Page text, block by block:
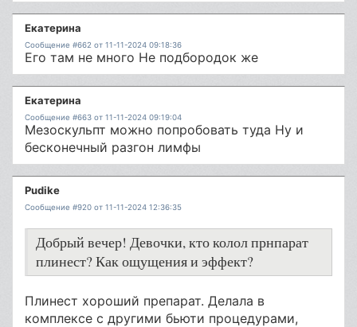
Екатерина
Сообщение #662 от 11-11-2024 09:18:36
Его там не много Не подбородок же
Екатерина
Сообщение #663 от 11-11-2024 09:19:04
Мезоскульпт можно попробовать туда Ну и
бесконечный разгон лимфы
Pudike
Сообщение #920 от 11-11-2024 12:36:35
Добрый вечер! Девочки, кто колол прнпарат
плинест? Как ощущения и эффект?
Плинест хороший препарат. Делала в
комплексе с другими бьюти процедурами,